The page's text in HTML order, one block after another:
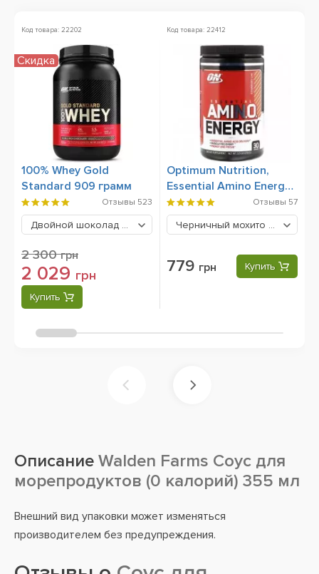
Код товара: 22202
100% Whey Gold
Standard 909 грамм
Отзывы 523
Двойной шоколад
2029 грн
2 300грн
2 029 грн
Купить
Скидка
Код товара: 22412
Optimum Nutrition,
Essential Amino Energy,
270 грамм
Отзывы 57
Черничный мохито
779 грн
779 грн Купить
Описание Walden Farms Соус для
морепродуктов (0 калорий) 355 мл
Внешний вид упаковки может изменяться
производителем без предупреждения.